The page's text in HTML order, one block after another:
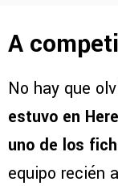
A
No hay que
estuvo en
uno de los
equipo recién